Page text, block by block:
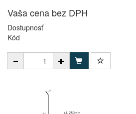
Vaša cena bez DPH
Dostupnosť
Kód